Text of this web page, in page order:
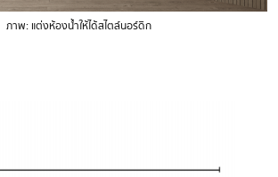
ภาพ: แต่งห้องน้ำให้ได้สไตล์นอร์ดิก